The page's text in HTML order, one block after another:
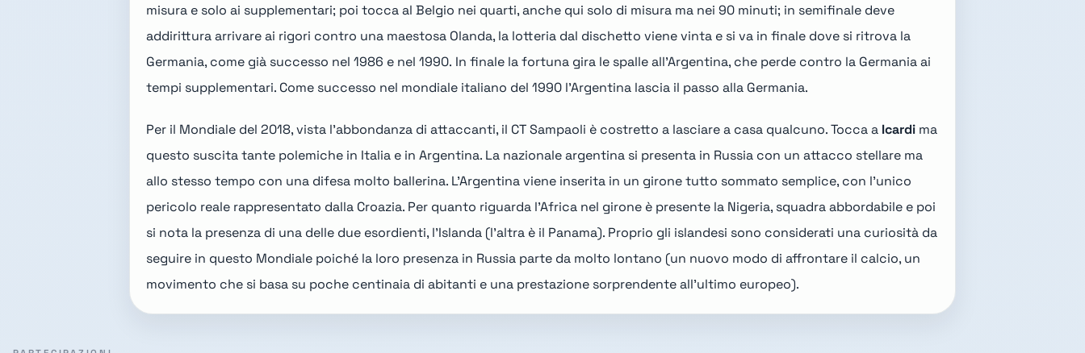
misura e solo ai supplementari; poi tocca al Belgio nei quarti, anche qui solo di misura ma nei 90 minuti; in semifinale deve
addirittura arrivare ai rigori contro una maestosa Olanda, la lotteria dal dischetto viene vinta e si va in finale dove si ritrova la
Germania, come già successo nel 1986 e nel 1990. In finale la fortuna gira le spalle all'Argentina, che perde contro la Germaniaai
tempi supplementari. Come successo nel mondiale italiano del 1990 l'Argentina lascia il passo alla Germania.
Per il Mondiale del 2018, vista l'abbondanza di attaccanti, il CT Sampaoli è costretto a lasciare a casa qualcuno. Tocca a Icardi ma
questo suscita tante polemiche in Italia e in Argentina. La nazionale argentina si presenta in Russia con un attacco stellare ma
allo stesso tempo con una difesa molto ballerina. L'Argentinaviene inserita in un girone tutto sommato semplice, con l'unico
pericolo reale rappresentato dalla Croazia. Per quanto riguarda l'Africa nel girone è presente la Nigeria, squadra abbordabile e poi
si nota la presenza di una delle due esordienti, l'Islanda (l'altra è il Panama). Proprio gli islandesi sono considerati una curiosità da
seguire in questo Mondiale poiché la loro presenza in Russia parte da molto lontano (un nuovo modo di affrontare il calcio, un
movimento che si basa su poche centinaia di abitanti e una prestazione sorprendente all'ultimo europeo).